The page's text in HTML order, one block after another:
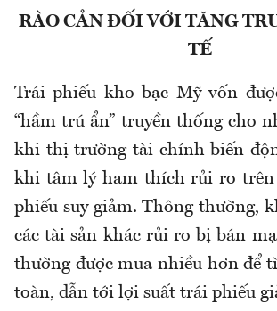
RÀO CẢN ĐỐI VỚI TĂNG
TẾ
Trái phiếu kho bạc Mỹ vốn
“hầm trú ẩn” truyền thống cho
khi thị trường tài chính biến
khi tâm lý ham thích rủi ro
phiếu suy giảm. Thông thường,
các tài sản khác rủi ro bị bán
thường được mua nhiều hơn để
toàn, dẫn tới lợi suất trái phiếu